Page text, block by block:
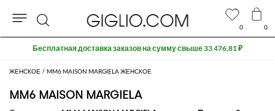
ЖЕНСКОЕ MM6 MAISON MARGIELA ЖЕНСКОЕ
MM6 MAISON MARGIELA
0 0
Поиск
Extra 10% off SALE